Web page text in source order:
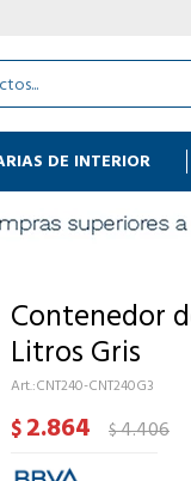
DE INTERIOR
Contenedor
Litros Gris
CNT240-CNT240G3
$2.864 $4.406